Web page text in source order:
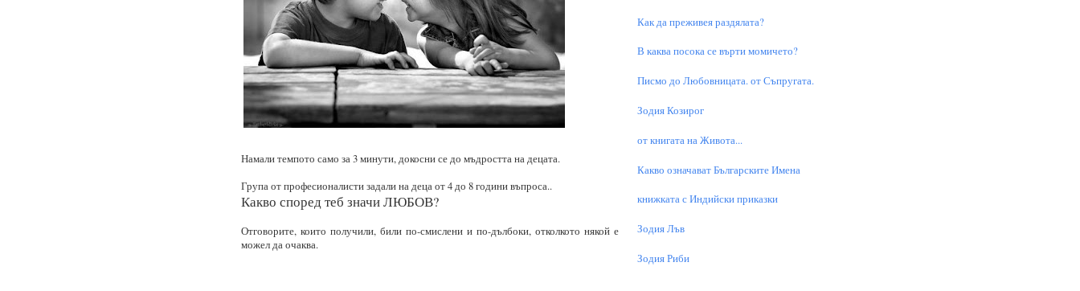
Намали темпото само за 3 минути, докосни се до мъдростта на децата.
Група от професионалисти задали на деца от 4 до 8 години въпроса..
Какво според теб значи ЛЮБОВ?
Отговорите, които получили, били по-смислени и по-дълбоки, отколкото някой е
можел да очаква.
Как да преживея раздялата?
В каква посока се върти момичето?
Писмо до Любовницата. от Съпругата.
Зодия Козирог
от книгата на Живота...
Какво означават Българските Имена
книжката с Индийски приказки
Зодия Лъв
Зодия Риби